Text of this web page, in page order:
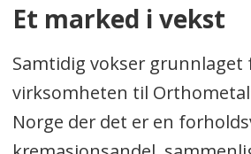
Et marked i vekst
Samtidig vokser grunnlaget
virksomheten til
Norge der det er en